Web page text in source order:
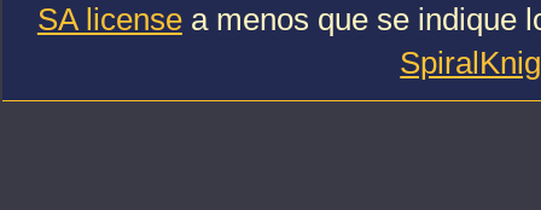
SA licensea menos que se indique